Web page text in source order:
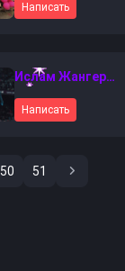
Написать
Ислам Жангериев
Написать
50 51Последняя